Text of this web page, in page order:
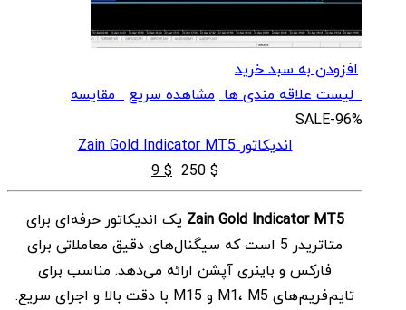
افزودن به سبد خرید
لیست علاقه مندی ها مشاهده سریعمقایسه
SALE-96%
اندیکاتور Zain Gold Indicator MT5
$
250
قیمت
اصلی
$ 250
بود.
$
9 قیمت
فعلی
$ 9
است.
Zain Gold Indicator MT5 یک اندیکاتور حرفه‌ای برای
متاتریدر 5 است که سیگنال‌های دقیق معاملاتی برای
فارکس و باینری آپشن ارائه می‌دهد. مناسب برای
تایم‌فریم‌های M1، M5 و M15 با دقت بالا و اجرای سریع.